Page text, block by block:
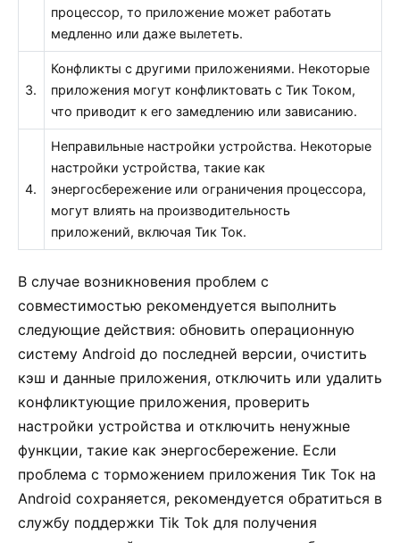
процессор, то приложение может работать
медленно или даже вылететь.
3.
Конфликты с другими приложениями. Некоторые
приложения могут конфликтовать с Тик Током,
что приводит к его замедлению или зависанию.
4.
Неправильные настройки устройства. Некоторые
настройки устройства, такие как
энергосбережение или ограничения процессора,
могут влиять на производительность
приложений, включая Тик Ток.
В случае возникновения проблем с
совместимостью рекомендуется выполнить
следующие действия: обновить операционную
систему Android до последней версии, очистить
кэш и данные приложения, отключить или удалить
конфликтующие приложения, проверить
настройки устройства и отключить ненужные
функции, такие как энергосбережение. Если
проблема с торможением приложения Тик Ток на
Android сохраняется, рекомендуется обратиться в
службу поддержки Tik Tok для получения